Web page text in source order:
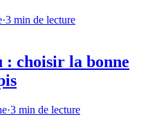
·3 min de lecture
: choisir la bonne
·3 min de lecture